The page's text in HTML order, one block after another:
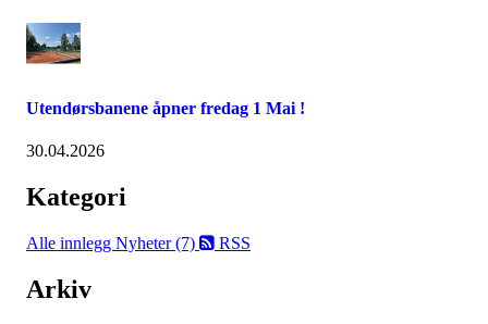
Utendørsbanene åpner fredag 1 Mai !
30.04.2026
Kategori
Alle innlegg Nyheter (7) RSS
Arkiv